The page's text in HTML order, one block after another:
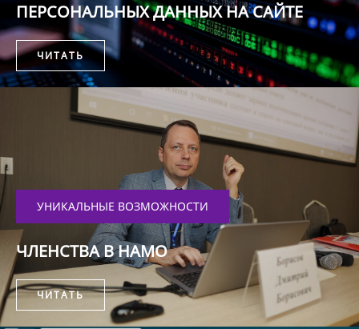
ПЕРСОНАЛЬНЫХ ДАННЫХ НА САЙТЕ
ЧИТАТЬ
УНИКАЛЬНЫЕ ВОЗМОЖНОСТИ
ЧЛЕНСТВА В НАМО
ЧИТАТЬ